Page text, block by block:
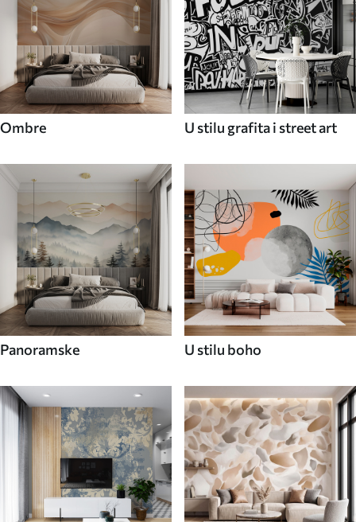
Ombre U stilu grafita i street art
Panoramske U stilu boho